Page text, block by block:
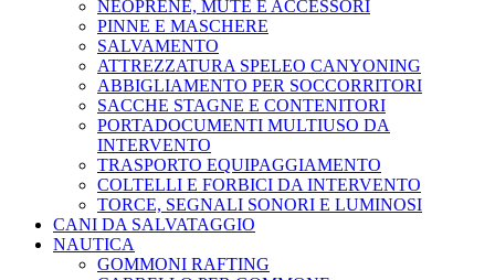
NEOPRENE, MUTE E ACCESSORI
PINNE E MASCHERE
SALVAMENTO
ATTREZZATURA SPELEO CANYONING
ABBIGLIAMENTO PER SOCCORRITORI
SACCHE STAGNE E CONTENITORI
PORTADOCUMENTI MULTIUSO DA
INTERVENTO
TRASPORTO EQUIPAGGIAMENTO
COLTELLI E FORBICI DA INTERVENTO
TORCE, SEGNALI SONORI E LUMINOSI
CANI DA SALVATAGGIO
NAUTICA
GOMMONI RAFTING